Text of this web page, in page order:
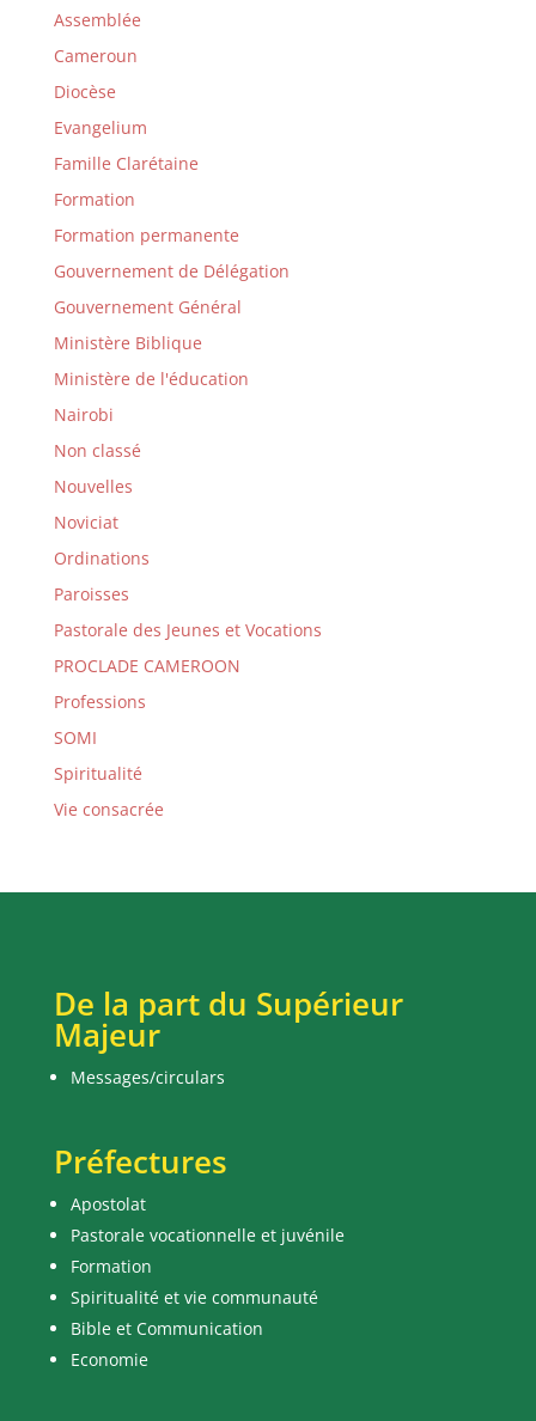
Assemblée
Cameroun
Diocèse
Evangelium
Famille Clarétaine
Formation
Formation permanente
Gouvernement de Délégation
Gouvernement Général
Ministère Biblique
Ministère de l'éducation
Nairobi
Non classé
Nouvelles
Noviciat
Ordinations
Paroisses
Pastorale des Jeunes et Vocations
PROCLADE CAMEROON
Professions
SOMI
Spiritualité
Vie consacrée
De la part du Supérieur
Majeur
Messages/circulars
Préfectures
Apostolat
Pastorale vocationnelle et juvénile
Formation
Spiritualité et vie communauté
Bible et Communication
Economie